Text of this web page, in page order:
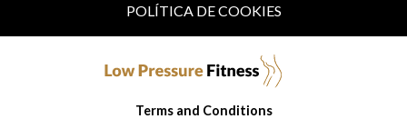
POLÍTICA DE COOKIES
Terms and Conditions